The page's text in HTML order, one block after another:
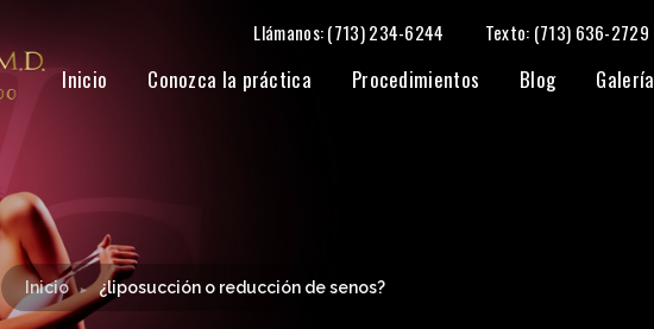
Llámanos: (713) 234-6244 Texto: (713) 636-2729
Inicio Conozca la práctica Procedimientos Blog Galería
Inicio ► ¿liposucción o reducción de senos?